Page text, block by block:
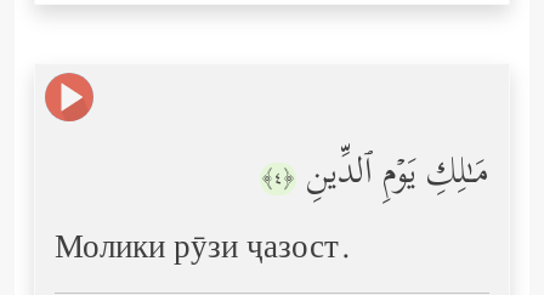
مَـٰلِكِ یَوۡمِ ٱلدِّینِ ﴿٤﴾
Молики рӯзи ҷазост.